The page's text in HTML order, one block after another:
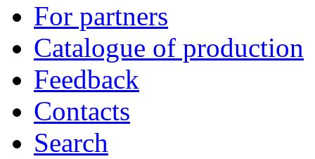
For partners
Catalogue of production
Feedback
Contacts
Search